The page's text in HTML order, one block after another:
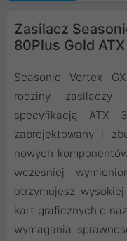
Zasilacz
80Plus Gold
Seasonic Vertex
rodziny zasilaczy
specyfikacją ATX
zaprojektowany i
nowych
wcześniej
otrzymujesz
kart graficznych o
wymagania